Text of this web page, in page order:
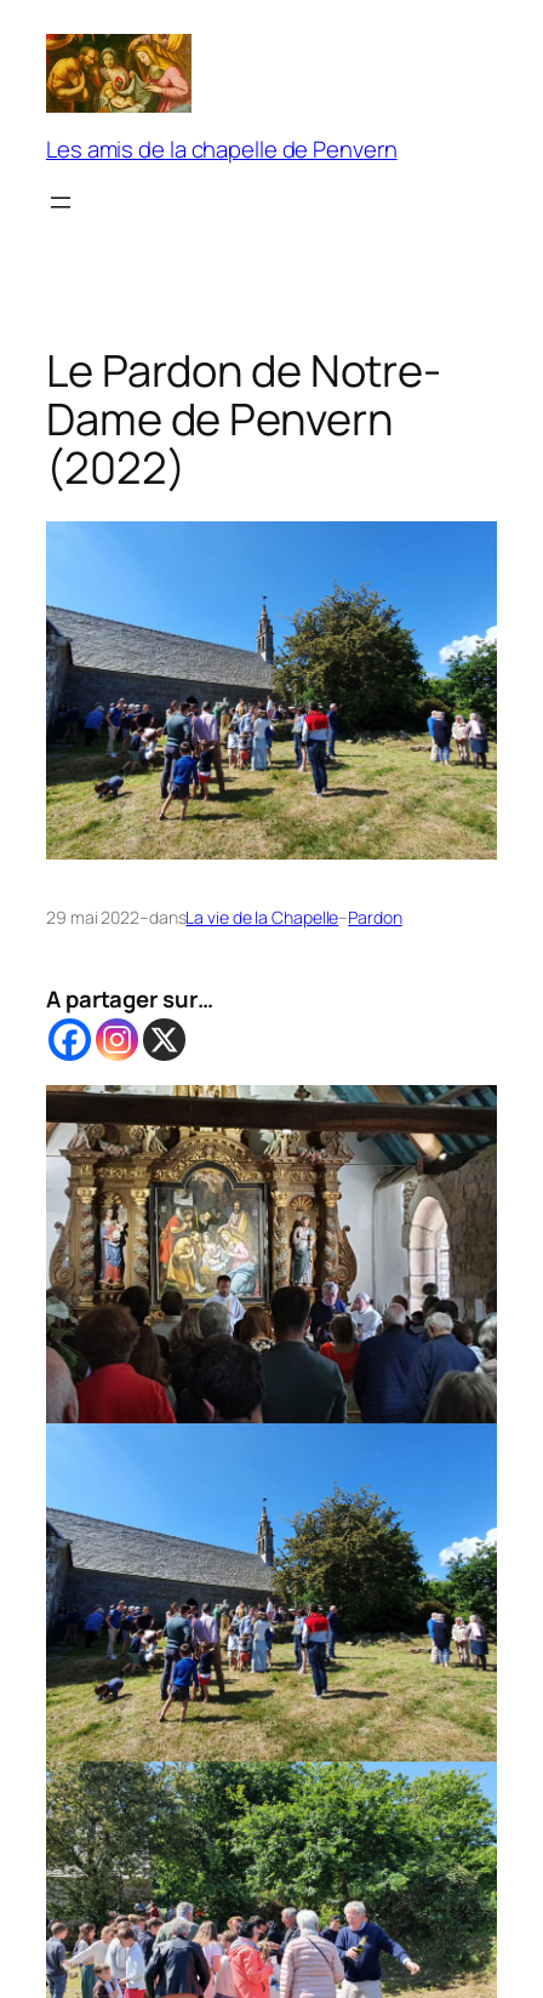
contenu
Les amis de la chapelle de Penvern
Le Pardon de Notre-
Dame de Penvern
(2022)
29 mai 2022–dansLa vie de la Chapelle–Pardon
A partager sur…